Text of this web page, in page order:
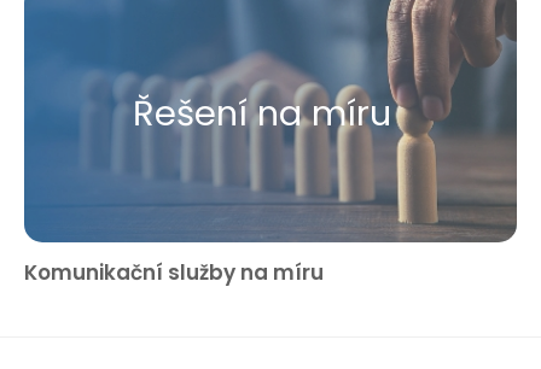
Řešení na míru
Komunikační služby na míru